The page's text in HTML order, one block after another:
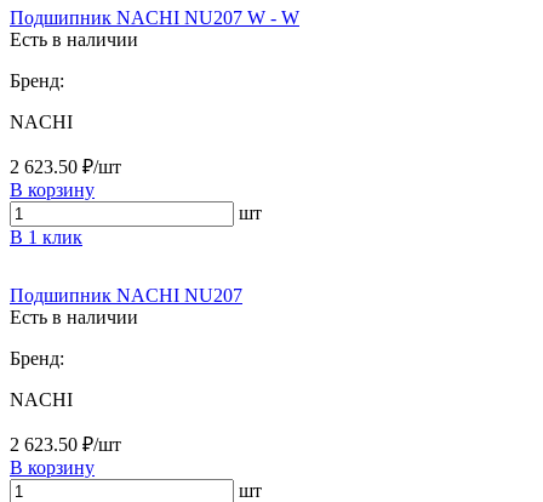
Подшипник NACHI NU207 W - W
Есть в наличии
Бренд:
NACHI
2 623.50 ₽/шт
В корзину
шт
В 1 клик
Подшипник NACHI NU207
Есть в наличии
Бренд:
NACHI
2 623.50 ₽/шт
В корзину
шт